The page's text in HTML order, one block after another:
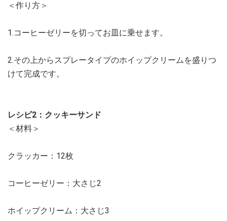
＜作り方＞
1.コーヒーゼリーを切ってお皿に乗せます。
2.その上からスプレータイプのホイップクリームを盛りつ
けて完成です。
レシピ2：クッキーサンド
＜材料＞
クラッカー：12枚
コーヒーゼリー：大さじ2
ホイップクリーム：大さじ3